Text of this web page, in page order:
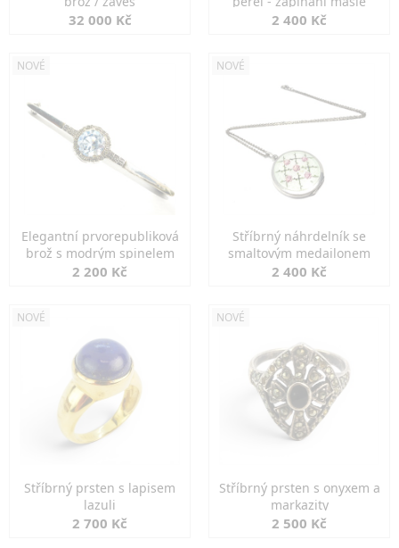
32 000 Kč 2 400 Kč
NOVÉ
Elegantní prvorepubliková
brož s modrým spinelem
2 200 Kč
NOVÉ
Stříbrný náhrdelník se
smaltovým medailonem
2 400 Kč
NOVÉ
Stříbrný prsten s lapisem
lazuli
2 700 Kč
NOVÉ
Stříbrný prsten s onyxem a
markazity
2 500 Kč